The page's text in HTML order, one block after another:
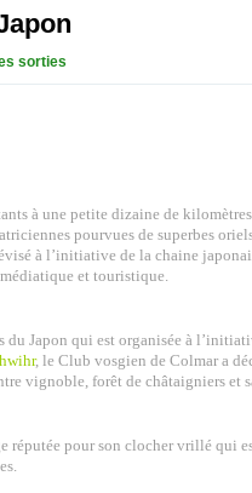
sorties
à une petite dizaine de kilomètres
pourvues de superbes
à l’initiative de la chaine
et touristique.
du Japon qui est organisée à
, le Club vosgien de Colmar a
vignoble, forêt de châtaigniers et
réputée pour son clocher vrillé qui